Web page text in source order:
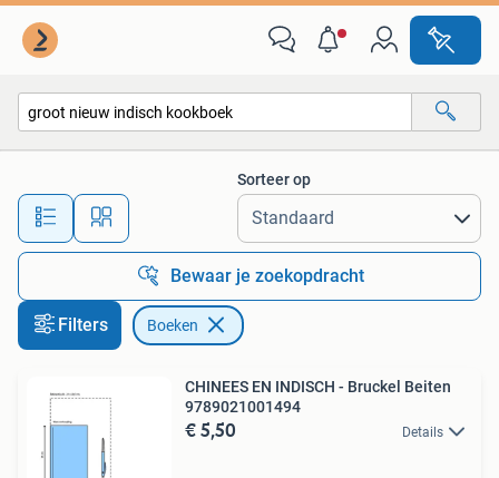
Alle afstanden…
Sorteer op
Bewaar je zoekopdracht
Filters Boeken
CHINEES EN INDISCH - Bruckel Beiten
9789021001494
€ 5,50 Details